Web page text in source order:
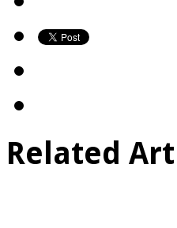
Related